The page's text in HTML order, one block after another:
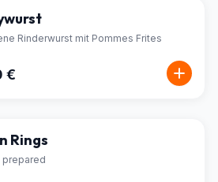
Rinderwurst mit Pommes Frites
€
Rings
prepared